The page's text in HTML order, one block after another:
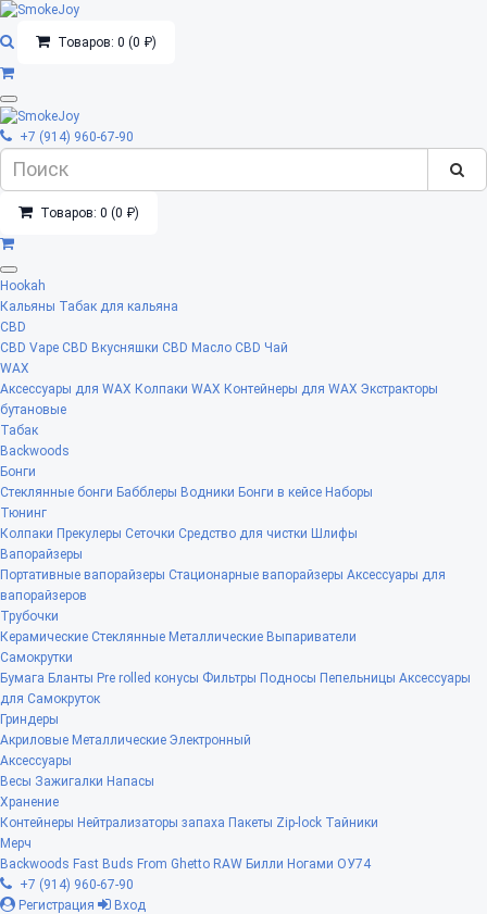
Товаров: 0 (0 ₽)
+7 (914) 960-67-90
Товаров: 0 (0 ₽)
Hookah
Кальяны Табак для кальяна
CBD
CBD Vape CBD Вкусняшки CBD Масло CBD Чай
WAX
Аксессуары для WAX Колпаки WAX Контейнеры для WAX Экстракторы
бутановые
Табак
Backwoods
Бонги
Стеклянные бонги Бабблеры Водники Бонги в кейсе Наборы
Тюнинг
Колпаки Прекулеры Сеточки Средство для чистки Шлифы
Вапорайзеры
Портативные вапорайзеры Стационарные вапорайзеры Аксессуары для
вапорайзеров
Трубочки
Керамические Стеклянные Металлические Выпариватели
Самокрутки
Бумага Бланты Pre rolled конусы Фильтры Подносы Пепельницы Аксессуары
для Самокруток
Гриндеры
Акриловые Металлические Электронный
Аксессуары
Весы Зажигалки Напасы
Хранение
Контейнеры Нейтрализаторы запаха Пакеты Zip-lock Тайники
Мерч
Backwoods Fast Buds From Ghetto RAW Билли Ногами ОУ74
+7 (914) 960-67-90
Регистрация
Вход